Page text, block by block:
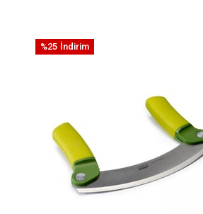
%25 İndirim